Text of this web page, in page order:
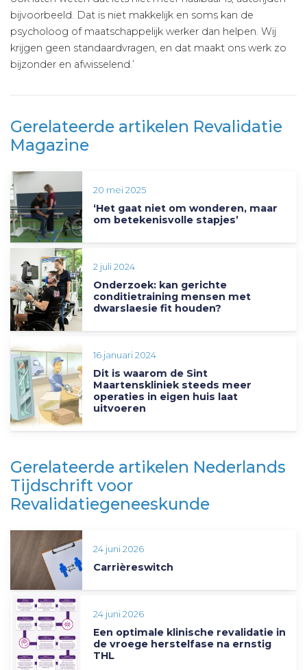
bijvoorbeeld. Dat is niet makkelijk en soms kan de
psycholoog of maatschappelijk werker dan helpen. Wij
krijgen geen standaardvragen, en dat maakt ons werk zo
bijzonder en afwisselend.’
Gerelateerde artikelen Revalidatie
Magazine
20 mei 2025
‘Het gaat niet om wonderen, maar
om betekenisvolle stapjes’
2 juli 2024
Onderzoek: kan gerichte
conditietraining mensen met
dwarslaesie fit houden?
16 januari 2024
Dit is waarom de Sint
Maartenskliniek steeds meer
operaties in eigen huis laat
uitvoeren
Gerelateerde artikelen Nederlands
Tijdschrift voor
Revalidatiegeneeskunde
24 juni 2026
Carrièreswitch
24 juni 2026
Een optimale klinische revalidatie in
de vroege herstelfase na ernstig
THL